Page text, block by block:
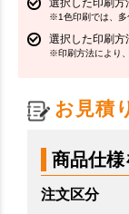
※1色印刷では、多
選択した印刷方
※印刷方法により
お見積
商品仕様
注文区分